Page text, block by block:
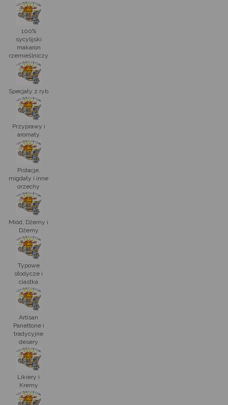
100%
sycylijski
makaron
rzemieślniczy
Specjały z ryb
Przyprawy i
aromaty
Pistacje,
migdały i inne
orzechy
Miód, Dżemy i
Dżemy
Typowe
słodycze i
ciastka
Artisan
Panettone i
tradycyjne
desery
Likiery i
Kremy